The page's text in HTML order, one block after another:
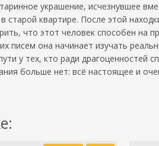
украшение, исчезнувшее
старой квартире. После этой
что этот человек способен
писем она начинает изучать
у тех, кто ради
больше нет: всё настоящее и